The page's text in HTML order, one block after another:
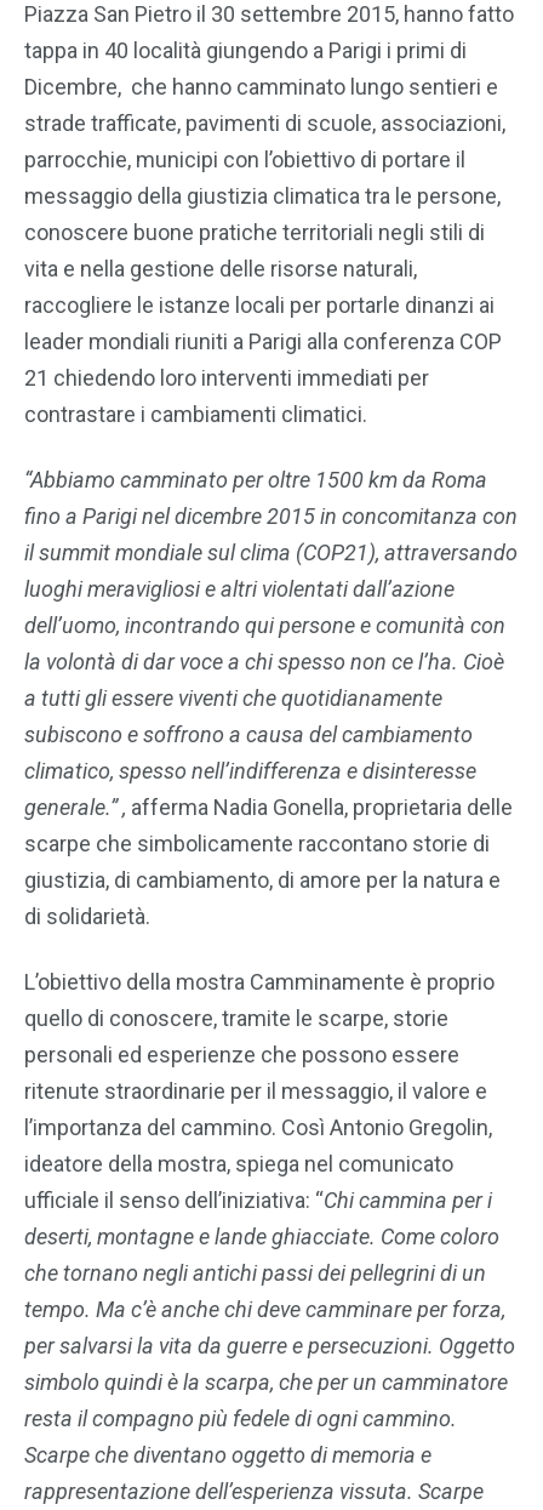
Piazza San Pietro il 30 settembre 2015, hanno fatto
tappa in 40 località giungendo a Parigi i primi di
Dicembre, che hanno camminato lungo sentieri e
strade trafficate, pavimenti di scuole, associazioni,
parrocchie, municipi con l’obiettivo di portare il
messaggio della giustizia climatica tra le persone,
conoscere buone pratiche territoriali negli stili di
vita e nella gestione delle risorse naturali,
raccogliere le istanze locali per portarle dinanzi ai
leader mondiali riuniti a Parigi alla conferenza COP
21 chiedendo loro interventi immediati per
contrastare i cambiamenti climatici.
“Abbiamo camminato per oltre 1500 km da Roma
fino a Parigi nel dicembre 2015 in concomitanza con
il summit mondiale sul clima (COP21), attraversando
luoghi meravigliosi e altri violentati dall’azione
dell’uomo, incontrando qui persone e comunità con
la volontà di dar voce a chi spesso non ce l’ha. Cioè
a tutti gli essere viventi che quotidianamente
subiscono e soffrono a causa del cambiamento
climatico, spesso nell’indifferenza e disinteresse
generale.” , afferma Nadia Gonella, proprietaria delle
scarpe che simbolicamente raccontano storie di
giustizia, di cambiamento, di amore per la natura e
di solidarietà.
L’obiettivo della mostra Camminamente è proprio
quello di conoscere, tramite le scarpe, storie
personali ed esperienze che possono essere
ritenute straordinarie per il messaggio, il valore e
l’importanza del cammino. Così Antonio Gregolin,
ideatore della mostra, spiega nel comunicato
ufficiale il senso dell’iniziativa: “Chi cammina per i
deserti, montagne e lande ghiacciate. Come coloro
che tornano negli antichi passi dei pellegrini di un
tempo. Ma c’è anche chi deve camminare per forza,
per salvarsi la vita da guerre e persecuzioni. Oggetto
simbolo quindi è la scarpa, che per un camminatore
resta il compagno più fedele di ogni cammino.
Scarpe che diventano oggetto di memoria e
rappresentazione dell’esperienza vissuta. Scarpe